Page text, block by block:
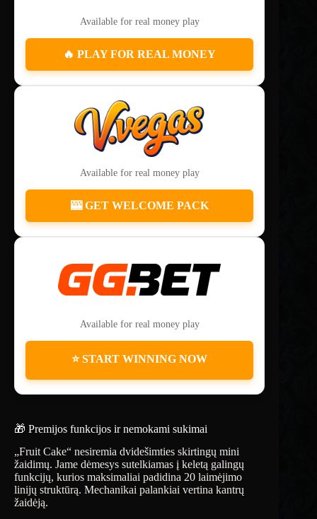
Available for real money play
🔥 PLAY FOR REAL MONEY
Available for real money play
🎰 GET WELCOME PACK
Available for real money play
⭐ START WINNING NOW
🎁 Premijos funkcijos ir nemokami sukimai
„Fruit Cake“ nesiremia dvidešimties skirtingų mini
žaidimų. Jame dėmesys sutelkiamas į keletą galingų
funkcijų, kurios maksimaliai padidina 20 laimėjimo
linijų struktūrą. Mechanikai palankiai vertina kantrų
žaidėją.